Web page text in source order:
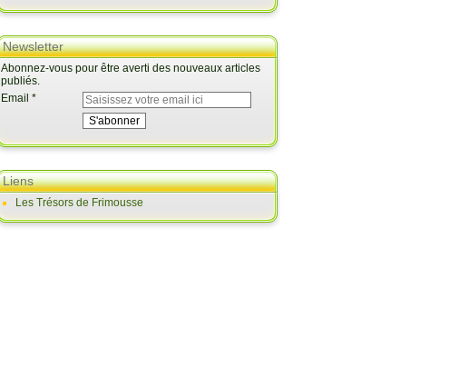
Newsletter
Abonnez-vous pour être averti des nouveaux articles
publiés.
Email
Liens
Les Trésors de Frimousse